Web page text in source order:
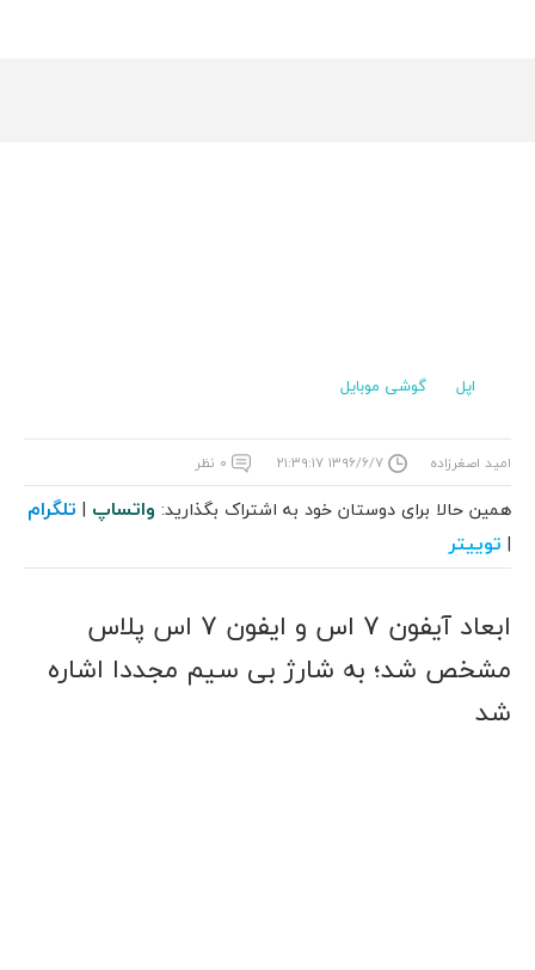
اپل گوشی موبایل
امید اصغرزاده ۱۳۹۶/۶/۷ ۲۱:۳۹:۱۷ ۰ نظر
همین حالا برای دوستان خود به اشتراک بگذارید: واتساپ | تلگرام
| توییتر
ابعاد آیفون 7 اس و ایفون 7 اس پلاس
مشخص شد؛ به شارژ بی سیم مجددا اشاره
شد